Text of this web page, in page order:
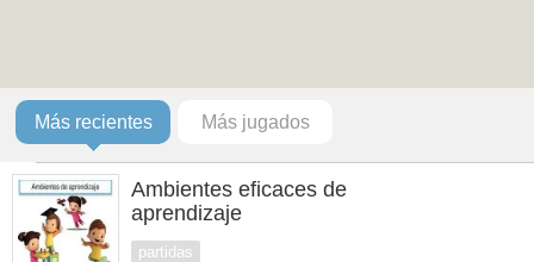
Más recientes Más jugados
Ambientes eficaces de
aprendizaje
partidas